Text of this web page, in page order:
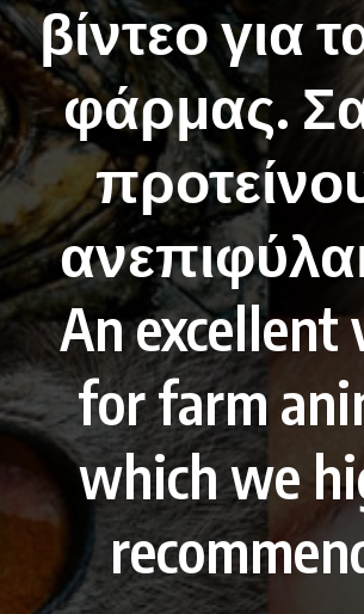
βίντεο για
φάρμας.
An excellent
for farm
which we